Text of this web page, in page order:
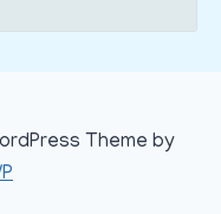
Theme by